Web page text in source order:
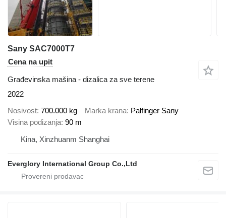
Sany SAC7000T7
Cena na upit
Građevinska mašina - dizalica za sve terene
2022
Nosivost 700.000 kg Marka krana Palfinger Sany
Visina podizanja 90 m
Kina, Xinzhuanm Shanghai
Everglory International Group Co.,Ltd